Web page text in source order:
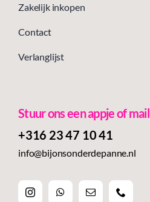
Zakelijk inkopen
Contact
Verlanglijst
Stuur ons een appje of mail
+316 23 47 10 41‬
info@bijonsonderdepanne.nl